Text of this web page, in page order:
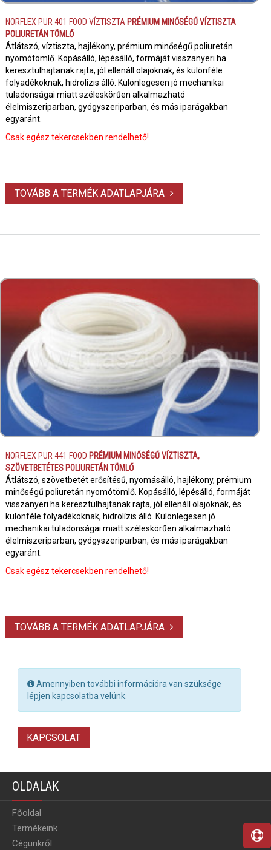
NORFLEX PUR 401 FOOD VÍZTISZTA PRÉMIUM MINŐSÉGŰ VÍZTISZTA
POLIURETÁN TÖMLŐ
Átlátszó, víztiszta, hajlékony, prémium minőségű poliuretán
nyomótömlő. Kopásálló, lépésálló, formáját visszanyeri ha
keresztülhajtanak rajta, jól ellenáll olajoknak, és különféle
folyadékoknak, hidrolízis álló. Különlegesen jó mechanikai
tuladonságai miatt széleskörűen alkalmazható
élelmiszeriparban, gyógyszeriparban, és más iparágakban
egyaránt.
Csak egész tekercsekben rendelhető!
TOVÁBB A TERMÉK ADATLAPJÁRA
NORFLEX PUR 441 FOOD PRÉMIUM MINŐSÉGŰ VÍZTISZTA,
SZÖVETBETÉTES POLIURETÁN TÖMLŐ
Átlátszó, szövetbetét erősítésű, nyomásálló, hajlékony, prémium
minőségű poliuretán nyomótömlő. Kopásálló, lépésálló, formáját
visszanyeri ha keresztülhajtanak rajta, jól ellenáll olajoknak, és
különféle folyadékoknak, hidrolízis álló. Különlegesen jó
mechanikai tuladonságai miatt széleskörűen alkalmazható
élelmiszeriparban, gyógyszeriparban, és más iparágakban
egyaránt.
Csak egész tekercsekben rendelhető!
TOVÁBB A TERMÉK ADATLAPJÁRA
Amennyiben további információra van szüksége
lépjen kapcsolatba velünk.
KAPCSOLAT
OLDALAK
Főoldal
Termékeink
Cégünkről